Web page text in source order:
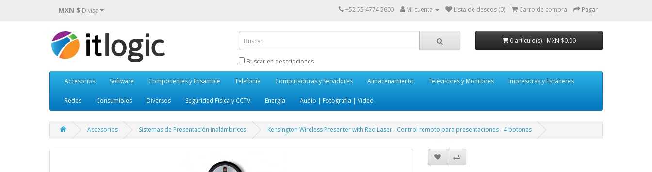
MXN $ Divisa +52 55 4774 5600 Mi cuenta Lista de deseos (0) Carro de compra Pagar
Buscar en descripciones
0 artículo(s) - MXN $0.00
Accesorios Software Componentes y Ensamble Telefonía Computadoras y Servidores Almacenamiento Televisores y Monitores Impresoras y Escáneres
Redes Consumibles Diversos Seguridad Física y CCTV Energía Audio | Fotografía | Video
Accesorios Sistemas de Presentación Inalámbricos Kensington Wireless Presenter with Red Laser - Control remoto para presentaciones - 4 botones